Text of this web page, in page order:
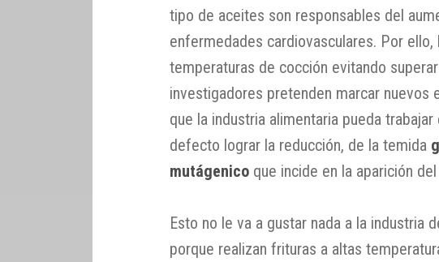
tipo de aceites son responsables del
enfermedades cardiovasculares. Por
temperaturas de cocción evitando
investigadores pretenden marcar nuevos
que la industria alimentaria pueda
defecto lograr la reducción, de la temida
mutágenico que incide en la aparición
Esto no le va a gustar nada a la industria
porque realizan frituras a altas